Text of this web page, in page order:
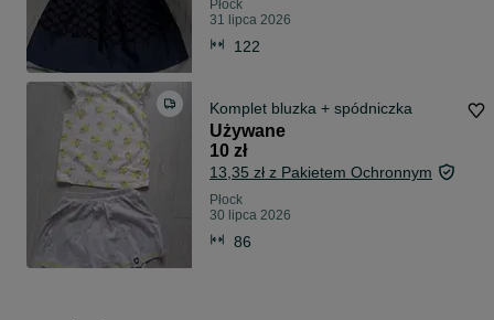
Płock
31 lipca 2026
122
Komplet bluzka + spódniczka
Używane
10 zł
13,35 zł z Pakietem Ochronnym
Płock
30 lipca 2026
86